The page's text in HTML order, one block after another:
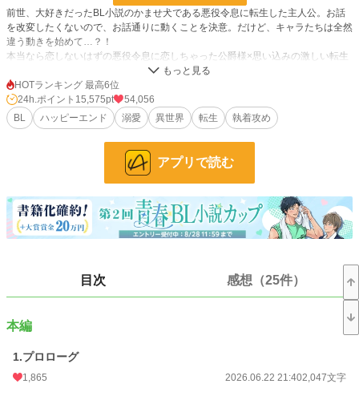
前世、大好きだったBL小説のかませ犬である悪役令息に転生した主人公。お話
を改変したくないので、お話通りに動くことを決意。だけど、キャラたちは全然
違う動きを始めて…？！
本当なら恋しないはずの悪役令息に恋しちゃった公爵様×思い込みの激しい転生
※小説家になろうさんでも連載を開始しました。
徐々に転載しているので更新はアルファポリスさんの方が早いですが、いつか更
新が追いついたら同時更新になる予定です。
82 位 / 228,740 件
お気に入り 2,329
108,865
初回公開日時
週間ポイント 100,760 pt (84 位)
HOTランキング 最高6位
24h.ポイント 15,575pt
54,056
BL
ハッピーエンド 溺愛 異世界 転生 執着攻め
アプリで読む
目次 感想（25件）
本編
1.プロローグ
1,865 2026.06.22 21:402,047文字